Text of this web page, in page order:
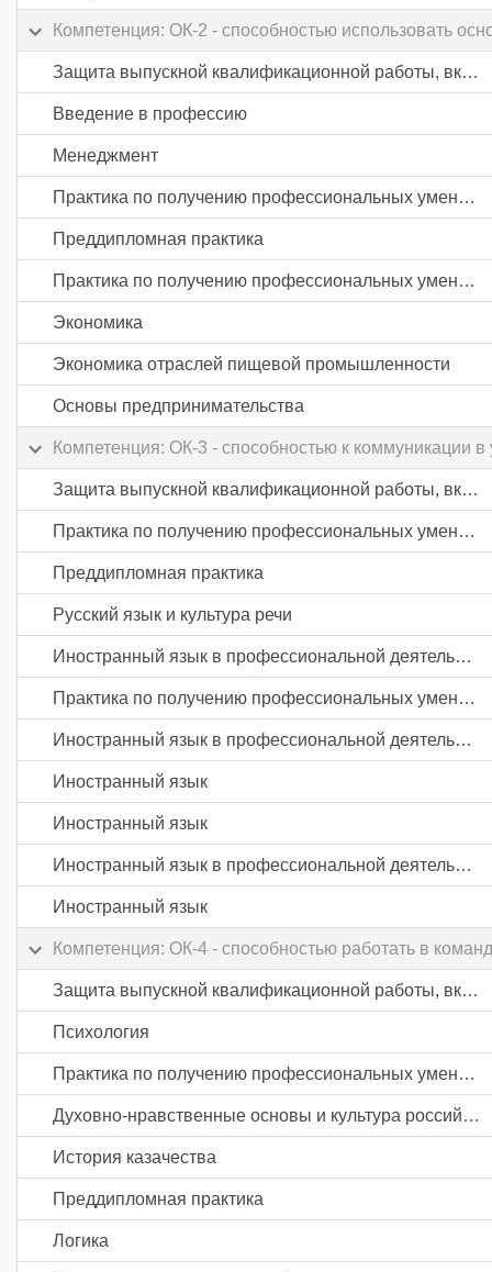
Компетенция: ОК-2 - способностью использовать
Защита выпускной квалификационной работы, включая подготовку к процедуре защиты и процедуру защиты
Введение в профессию
Менеджмент
Практика по получению профессиональных умений и опыта профессиональной деятельности
Преддипломная практика
Практика по получению профессиональных умений и опыта профессиональной деятельности
Экономика
Экономика отраслей пищевой промышленности
Основы предпринимательства
Компетенция: ОК-3 - способностью к коммуникации
Защита выпускной квалификационной работы, включая подготовку к процедуре защиты и процедуру защиты
Практика по получению профессиональных умений и опыта профессиональной деятельности
Преддипломная практика
Русский язык и культура речи
Иностранный язык в профессиональной деятельности
Практика по получению профессиональных умений и опыта профессиональной деятельности
Иностранный язык в профессиональной деятельности
Иностранный язык
Иностранный язык
Иностранный язык в профессиональной деятельности
Иностранный язык
Компетенция: ОК-4 - способностью работать в
Защита выпускной квалификационной работы, включая подготовку к процедуре защиты и процедуру защиты
Психология
Практика по получению профессиональных умений и опыта профессиональной деятельности
Духовно-нравственные основы и культура российского казачества
История казачества
Преддипломная практика
Логика